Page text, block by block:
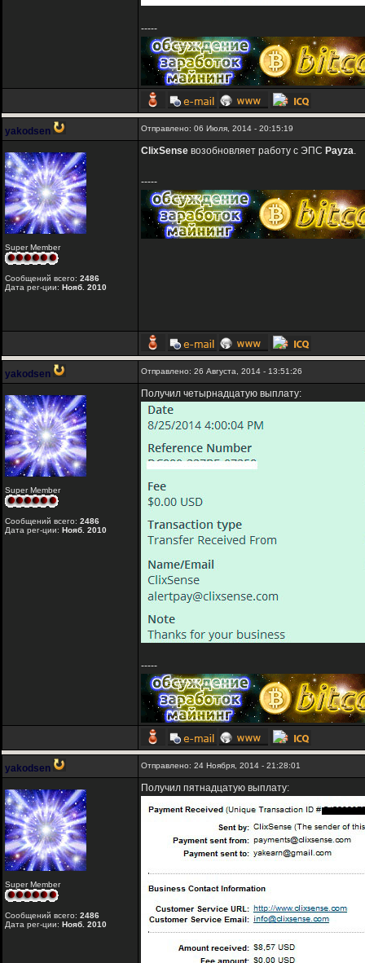
-----
yakodsen Отправлено: 06 Июля, 2014 - 20:15:19
Super Member
Сообщений всего: 2486
Дата рег-ции: Нояб. 2010
ClixSense возобновляет работу с ЭПС Payza.
-----
yakodsen Отправлено: 26 Августа, 2014 - 13:51:26
Super Member
Сообщений всего: 2486
Дата рег-ции: Нояб. 2010
Получил четырнадцатую выплату:
-----
yakodsen Отправлено: 24 Ноября, 2014 - 21:28:01
Super Member
Сообщений всего: 2486
Дата рег-ции: Нояб. 2010
Получил пятнадцатую выплату: